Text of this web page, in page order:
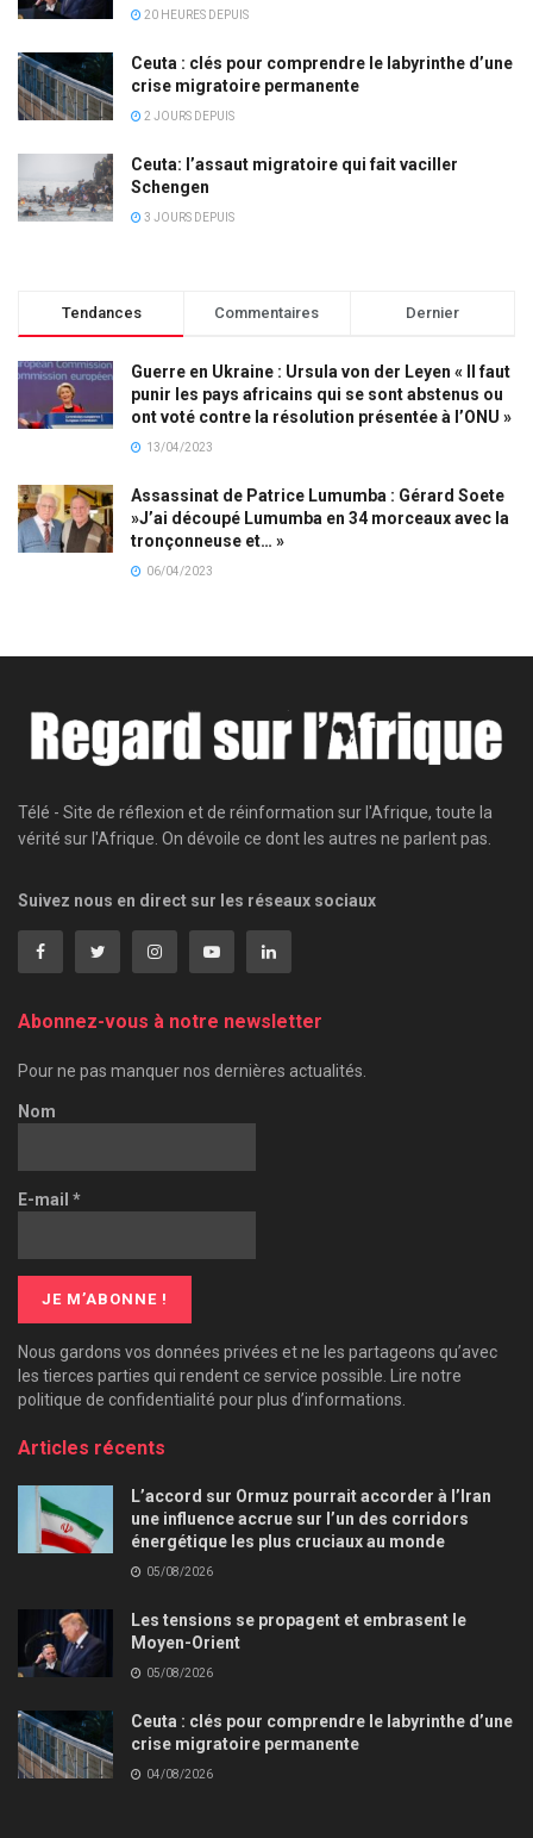
20 HEURES DEPUIS
Ceuta : clés pour comprendre le labyrinthe d’une
crise migratoire permanente
2 JOURS DEPUIS
Ceuta: l’assaut migratoire qui fait vaciller
Schengen
3 JOURS DEPUIS
Tendances Commentaires Dernier
Guerre en Ukraine : Ursula von der Leyen « Il faut
punir les pays africains qui se sont abstenus ou
ont voté contre la résolution présentée à l’ONU »
13/04/2023
Assassinat de Patrice Lumumba : Gérard Soete
»J’ai découpé Lumumba en 34 morceaux avec la
tronçonneuse et… »
06/04/2023
Télé - Site de réflexion et de réinformation sur l'Afrique, toute la
vérité sur l'Afrique. On dévoile ce dont les autres ne parlent pas.
Suivez nous en direct sur les réseaux sociaux
Abonnez-vous à notre newsletter
Pour ne pas manquer nos dernières actualités.
Nom
E-mail *
Nous gardons vos données privées et ne les partageons qu’avec
les tierces parties qui rendent ce service possible. Lire notre
politique de confidentialité pour plus d’informations.
Articles récents
L’accord sur Ormuz pourrait accorder à l’Iran
une influence accrue sur l’un des corridors
énergétique les plus cruciaux au monde
05/08/2026
Les tensions se propagent et embrasent le
Moyen-Orient
05/08/2026
Ceuta : clés pour comprendre le labyrinthe d’une
crise migratoire permanente
04/08/2026